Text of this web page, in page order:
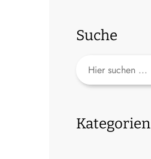
Suche
Kategorien